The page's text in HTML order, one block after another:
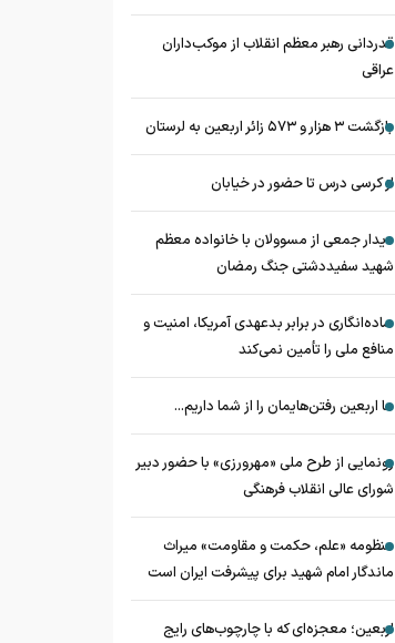
قدردانی رهبر معظم انقلاب از موکب‌داران
عراقی
بازگشت ۳ هزار و ۵۷۳ زائر اربعین به لرستان
از کرسی درس تا حضور در خیابان
دیدار جمعی از مسوولان با خانواده معظم
شهید سفیددشتی جنگ رمضان
ساده‌انگاری در برابر بدعهدی آمریکا، امنیت و
منافع ملی را تأمین نمی‌کند
ما اربعین رفتن‌هایمان را از شما داریم...
رونمایی از طرح ملی «مهرورزی» با حضور دبیر
شورای عالی انقلاب فرهنگی
منظومه «علم، حکمت و مقاومت» میراث
ماندگار امام شهید برای پیشرفت ایران است
اربعین؛ معجزه‌ای که با چارچوب‌های رایج